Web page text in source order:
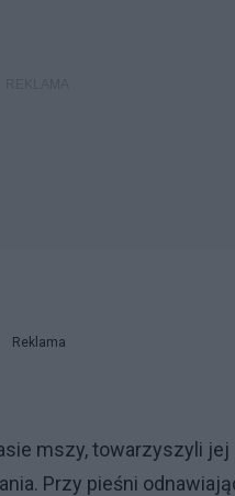
Reklama
mszy, towarzyszyli
Przy pieśni